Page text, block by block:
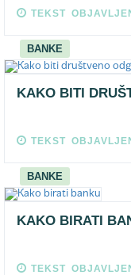
TEKST
BANKE
KAKO BITI
TEKST
BANKE
KAKO BIRATI
TEKST